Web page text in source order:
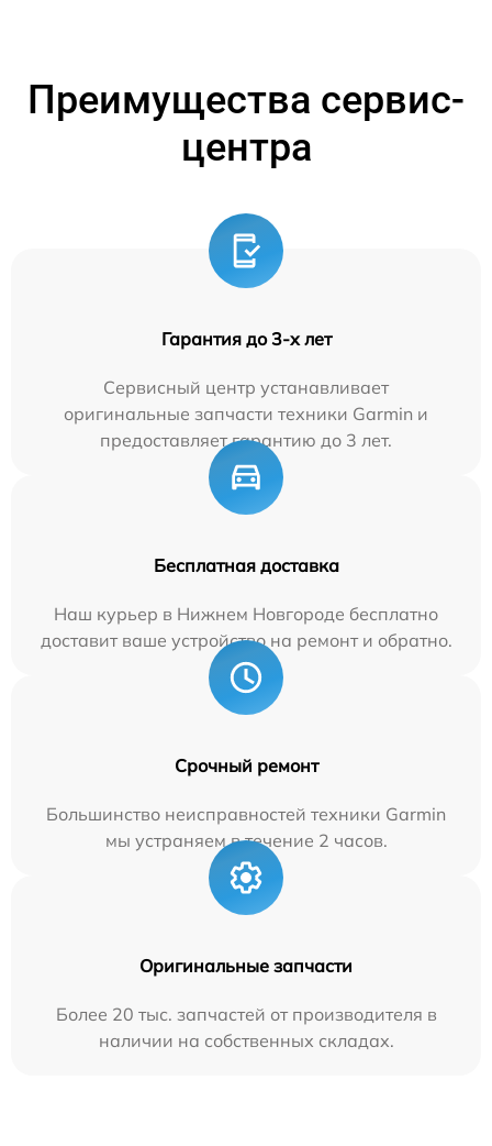
Преимущества сервис-
центра
Гарантия до 3-х лет
Сервисный центр устанавливает
оригинальные запчасти техники Garmin и
предоставляет гарантию до 3 лет.
Бесплатная доставка
Наш курьер в Нижнем Новгороде бесплатно
доставит ваше устройство на ремонт и обратно.
Срочный ремонт
Большинство неисправностей техники Garmin
мы устраняем в течение 2 часов.
Оригинальные запчасти
Более 20 тыс. запчастей от производителя в
наличии на собственных складах.